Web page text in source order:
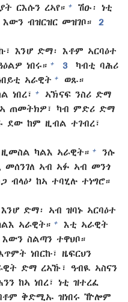
ርእሱን ረኣየ። +
ሽዑ፡ ነቲ
ብዝርዝር መዝገቦ።
2
እንሆ ድማ፡ እቶም ኣርባዕተ
ነበሩ። + 3
ካብቲ ባሕሪ
ኣራዊት +
ወጹ።
ነበረ፣ +
ኣኽናፍ ንስሪ ድማ
ጠመትክዎ፣ ካብ ምድሪ ድማ
ደው ከም ዚብል ተገብረ፣
ካልእ ኣራዊት። +
ንሱ
መሰንገለ ኣብ ኣፉ ኣብ መንጎ
ብላዕ’ ከኣ ተባሂሉ ተነግሮ።
ድማ፡ ኣብ ዝባኑ ኣርባዕተ
ኣራዊት። +
እቲ ኣራዊት
እውን ስልጣን ተዋህቦ።
ነበርኩ፣ ዜፍርህን
ድማ ረኣኹ፣ ዓብዪ ኣስናን
ከኣ ነበረ፣ ነቲ ዝተረፈ
ቅድሚኡ ዝነበሩ ዅሎም